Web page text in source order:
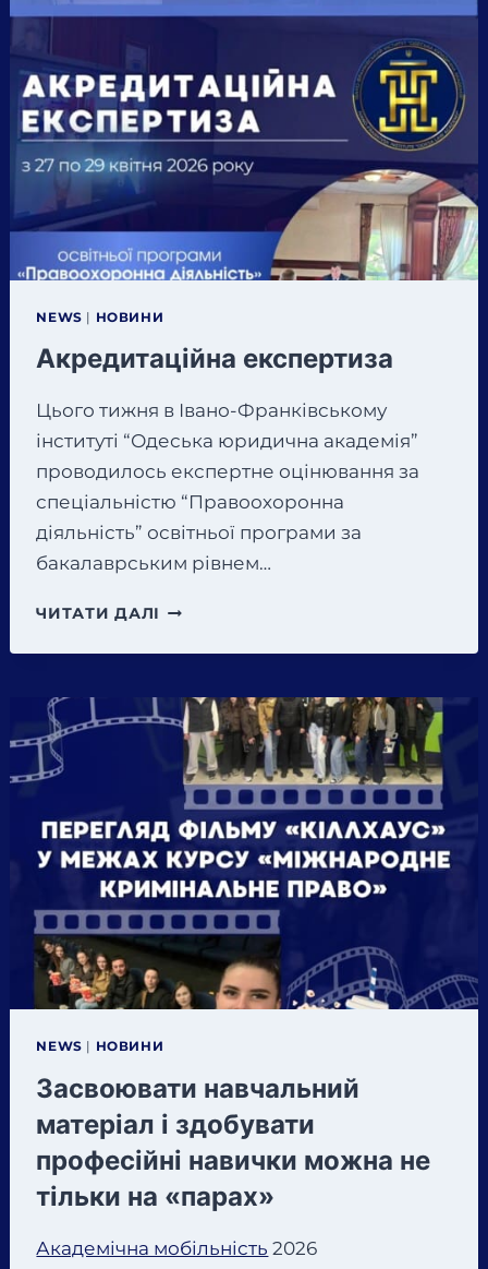
НА
МАНІПУЛЯТИВНИХ
ІНСТРУМЕНТІВ
РЕКЛАМИ
НА
ПСИХІКУ
МОЛОДІ».
NEWS | НОВИНИ
Акредитаційна експертиза
Цього тижня в Івано-Франківському
інституті “Одеська юридична академія”
проводилось експертне оцінювання за
спеціальністю “Правоохоронна
діяльність” освітньої програми за
бакалаврським рівнем…
ЧИТАТИ ДАЛІ АКРЕДИТАЦІЙНА
NEWS | НОВИНИ
Засвоювати навчальний
матеріал і здобувати
професійні навички можна не
тільки на «парах»
Академічна мобільність 2026